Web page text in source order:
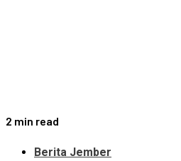
2 min read
Berita Jember